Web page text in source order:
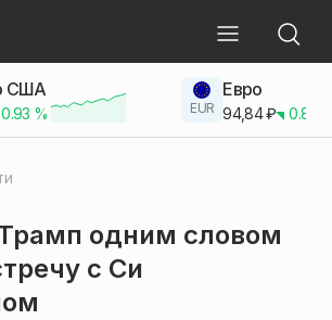
США
0.93 % EUR
Евро
94,84₽ 0.83
одним словом
с Си